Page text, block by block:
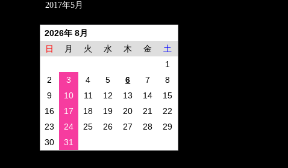
2017年5月
2026年 8月
日
月 火 水 木 金
土
1
2
3 4 5 6 7
8
9
10 11 12 13 14
15
16
17 18 19 20 21
22
23
24 25 26 27 28
29
30
31